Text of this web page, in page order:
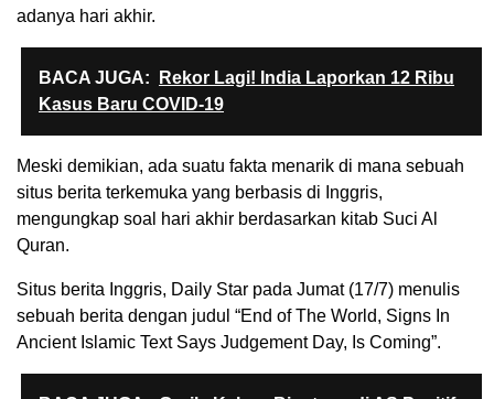
adanya hari akhir.
BACA JUGA:
Rekor Lagi! India Laporkan 12 Ribu
Kasus Baru COVID-19
Meski demikian, ada suatu fakta menarik di mana sebuah
situs berita terkemuka yang berbasis di Inggris,
mengungkap soal hari akhir berdasarkan kitab Suci Al
Quran.
Situs berita Inggris, Daily Star pada Jumat (17/7) menulis
sebuah berita dengan judul “End of The World, Signs In
Ancient Islamic Text Says Judgement Day, Is Coming”.